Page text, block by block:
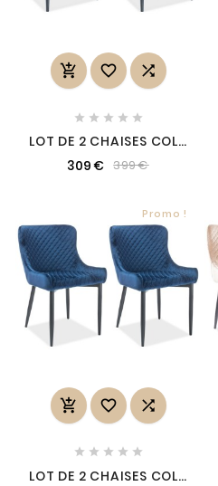
  
    
LOT DE 2 CHAISES COLB
QUALITÉ, COULEUR
309 € 399 €
Promo !
  
    
LOT DE 2 CHAISES COLB